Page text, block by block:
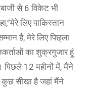
से 6 विकेट भी
लिए पाकिस्तान
है, मेरे लिए पिछ्ला
का शुक्रगुजार हूं
पिछले 12 महीनों में, मैंने
कुछ सीखा है जहां मैंने